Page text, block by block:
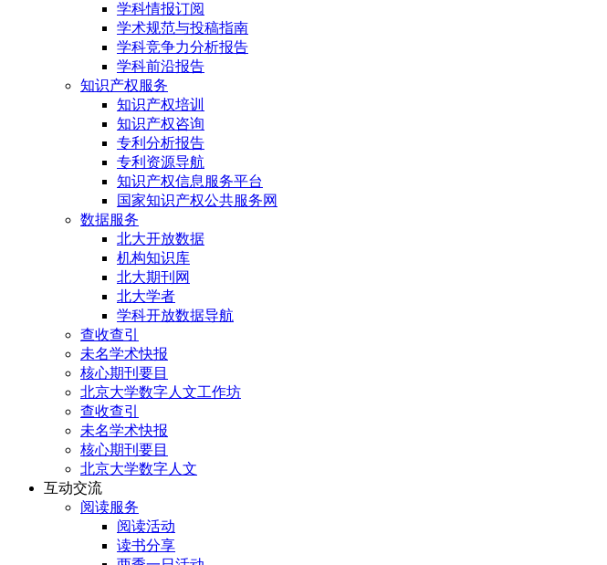
学科情报订阅
学术规范与投稿指南
学科竞争力分析报告
学科前沿报告
知识产权服务
知识产权培训
知识产权咨询
专利分析报告
专利资源导航
知识产权信息服务平台
国家知识产权公共服务网
数据服务
北大开放数据
机构知识库
北大期刊网
北大学者
学科开放数据导航
查收查引
未名学术快报
核心期刊要目
北京大学数字人文工作坊
查收查引
未名学术快报
核心期刊要目
北京大学数字人文
互动交流
阅读服务
阅读活动
读书分享